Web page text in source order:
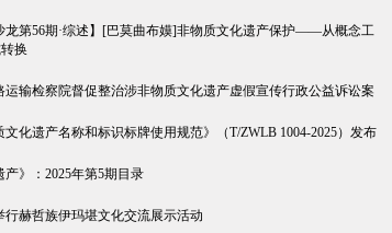
龙第56期·综述】[巴莫曲布嫫]非物质文化遗产保护——从概念工
换
运输检察院督促整治涉非物质文化遗产虚假宣传行政公益诉讼案
文化遗产名称和标识标牌使用规范》（T/ZWLB 1004-2025）发布
产》：2025年第5期目录
行赫哲族伊玛堪文化交流展示活动